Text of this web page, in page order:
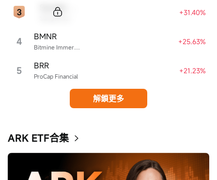
+31.40%
4 Bitmine Immersion Technologies
BMNR +25.63%
5 ProCap Financial
BRR +21.23%
解鎖更多
ARK ETF合集